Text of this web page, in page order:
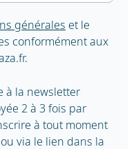
générales et le
conformément aux
à la newsletter
2 à 3 fois par
à tout moment
via le lien dans la